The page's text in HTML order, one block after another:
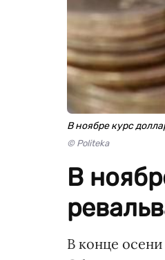
В ноябре курс
© Politeka
В
В конце осени